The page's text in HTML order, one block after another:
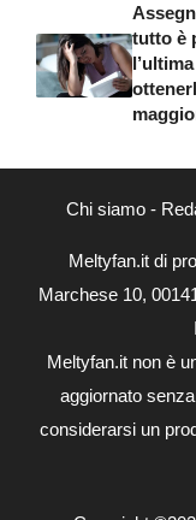
tutto è
Chi siamo-
Meltyfan.it di
Marchese 10,
Meltyfan.it non è
aggiornato
considerarsi un